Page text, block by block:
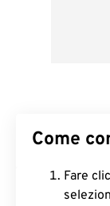
Come
Fare